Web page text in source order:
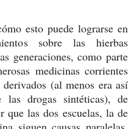
esto puede lograrse en
sobre las hierbas
generaciones, como parte
medicinas corrientes
(al menos era así
las drogas sintéticas), de
que las dos escuelas, la de